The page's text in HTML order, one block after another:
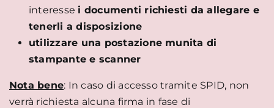
interesse i documenti richiesti da allegare e
tenerli a disposizione
utilizzare una postazione munita di
stampante e scanner
Nota bene: In caso di accesso tramite SPID, non
verrà richiesta alcuna firma in fase di